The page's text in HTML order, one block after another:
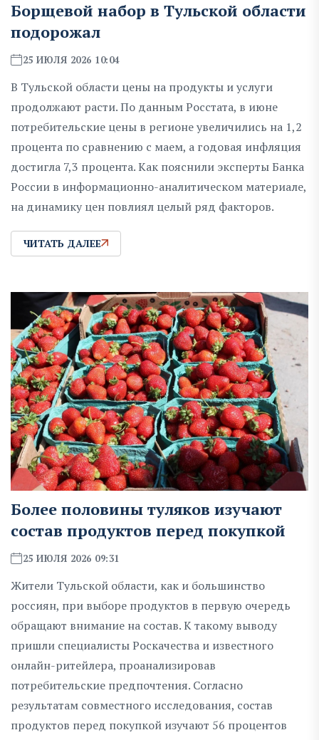
Борщевой набор в Тульской области
подорожал
25 ИЮЛЯ 2026 10:04
В Тульской области цены на продукты и услуги
продолжают расти. По данным Росстата, в июне
потребительские цены в регионе увеличились на 1,2
процента по сравнению с маем, а годовая инфляция
достигла 7,3 процента. Как пояснили эксперты Банка
России в информационно-аналитическом материале,
на динамику цен повлиял целый ряд факторов.
ЧИТАТЬ ДАЛЕЕ
Более половины туляков изучают
состав продуктов перед покупкой
25 ИЮЛЯ 2026 09:31
Жители Тульской области, как и большинство
россиян, при выборе продуктов в первую очередь
обращают внимание на состав. К такому выводу
пришли специалисты Роскачества и известного
онлайн-ритейлера, проанализировав
потребительские предпочтения. Согласно
результатам совместного исследования, состав
продуктов перед покупкой изучают 56 процентов